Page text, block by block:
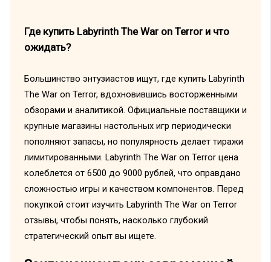
Где купить Labyrinth The War on Terror и что
ожидать?
Большинство энтузиастов ищут, где купить Labyrinth
The War on Terror, вдохновившись восторженными
обзорами и аналитикой. Официальные поставщики и
крупные магазины настольных игр периодически
пополняют запасы, но популярность делает тиражи
лимитированными. Labyrinth The War on Terror цена
колеблется от 6500 до 9000 рублей, что оправдано
сложностью игры и качеством компонентов. Перед
покупкой стоит изучить Labyrinth The War on Terror
отзывы, чтобы понять, насколько глубокий
стратегический опыт вы ищете.